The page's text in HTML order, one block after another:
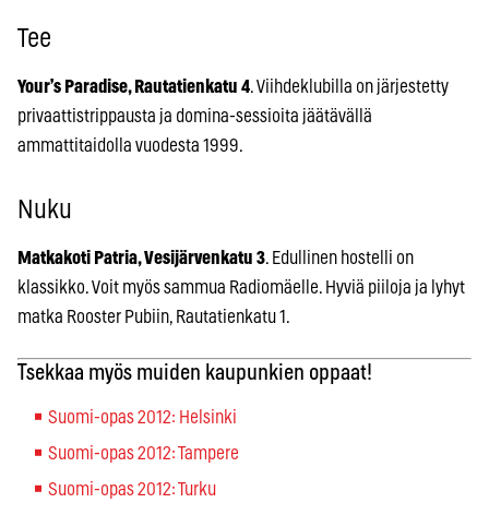
Tee
Your’s Paradise, Rautatienkatu 4. Viihdeklubilla on järjestetty
privaattistrippausta ja domina-sessioita jäätävällä
ammattitaidolla vuodesta 1999.
Nuku
Matkakoti Patria, Vesijärvenkatu 3. Edullinen hostelli on
klassikko. Voit myös sammua Radiomäelle. Hyviä piiloja ja lyhyt
matka Rooster Pubiin, Rautatienkatu 1.
Tsekkaa myös muiden kaupunkien oppaat!
Suomi-opas 2012: Helsinki
Suomi-opas 2012: Tampere
Suomi-opas 2012: Turku